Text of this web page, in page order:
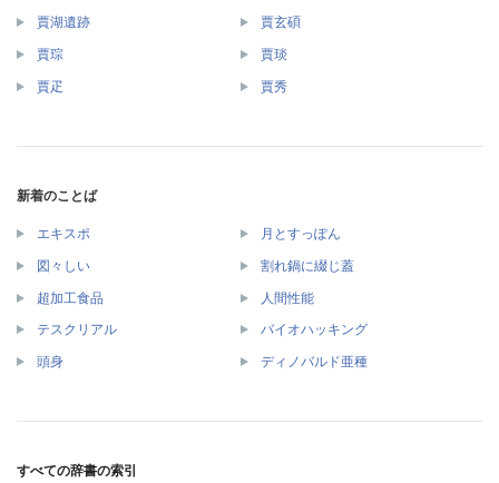
賈湖遺跡 賈玄碩
賈琮 賈琰
賈疋 賈秀
新着のことば
エキスポ 月とすっぽん
図々しい 割れ鍋に綴じ蓋
超加工食品 人間性能
テスクリアル バイオハッキング
頭身 ディノバルド亜種
すべての辞書の索引